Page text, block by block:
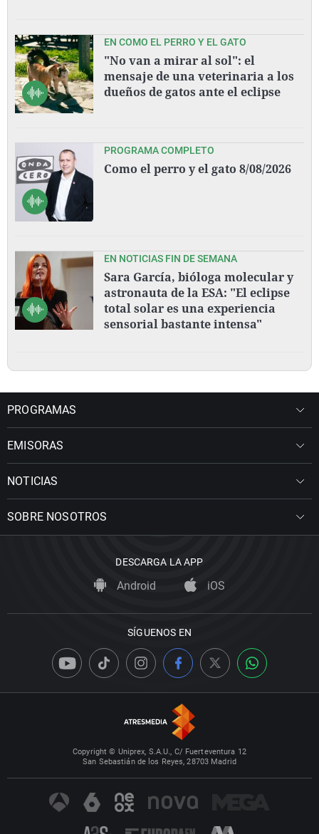
EN COMO EL PERRO Y EL GATO
"No van a mirar al sol": el
mensaje de una veterinaria a los
dueños de gatos ante el eclipse
PROGRAMA COMPLETO
Como el perro y el gato 8/08/2026
EN NOTICIAS FIN DE SEMANA
Sara García, bióloga molecular y
astronauta de la ESA: "El eclipse
total solar es una experiencia
sensorial bastante intensa"
PROGRAMAS
EMISORAS
NOTICIAS
SOBRE NOSOTROS
DESCARGA LA APP
Android iOS
SÍGUENOS EN
Copyright © Uniprex, S.A.U., C/ Fuerteventura 12
San Sebastián de los Reyes, 28703 Madrid